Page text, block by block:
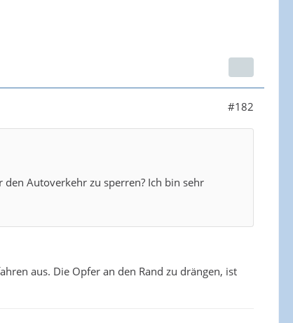
#182
Autoverkehr zu sperren? Ich bin sehr
aus. Die Opfer an den Rand zu drängen, ist